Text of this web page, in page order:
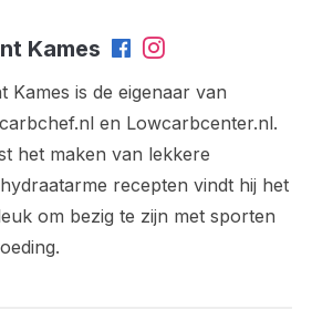
Kames
Kames is de eigenaar van
en Lowcarbcenter.nl.
het maken van lekkere
recepten vindt hij het
om bezig te zijn met sporten